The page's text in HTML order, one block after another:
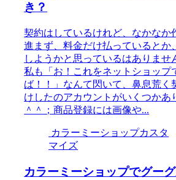
き？
契約はしているけれど、なかなか
進まず、料金だけ払っているとか
しようかと思っているはありませ
私も「お！これをネットショップ
ば！！」なんて閃いて、鼻息荒く
けしたのアカウントがいくつかあ
＾＾；商品登録には画像や...
カラーミーショップカスタ
マイズ
カラーミーショップでグー